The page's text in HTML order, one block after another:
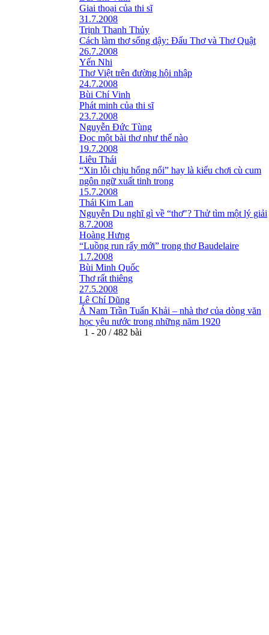
Giai thoại của thi sĩ
31.7.2008
Trịnh Thanh Thủy
Cách làm thơ sống dậy: Đấu Thơ và Thơ Quật
26.7.2008
Yến Nhi
Thơ Việt trên đường hội nhập
24.7.2008
Bùi Chí Vinh
Phát minh của thi sĩ
23.7.2008
Nguyễn Đức Tùng
Ðọc một bài thơ như thế nào
19.7.2008
Liêu Thái
“Xin lỗi chịu hổng nổi” hay là kiểu chơi cù cum
ngôn ngữ xuất tinh trong
15.7.2008
Thái Kim Lan
Nguyễn Du nghĩ gì về “thơ"? Thử tìm một lý giải
8.7.2008
Hoàng Hưng
“Luồng run rẩy mới” trong thơ Baudelaire
1.7.2008
Bùi Minh Quốc
Thơ rất thiêng
27.5.2008
Lê Chí Dũng
Á Nam Trần Tuấn Khải – nhà thơ của dòng văn
học yêu nước trong những năm 1920
1 - 20 / 482 bài